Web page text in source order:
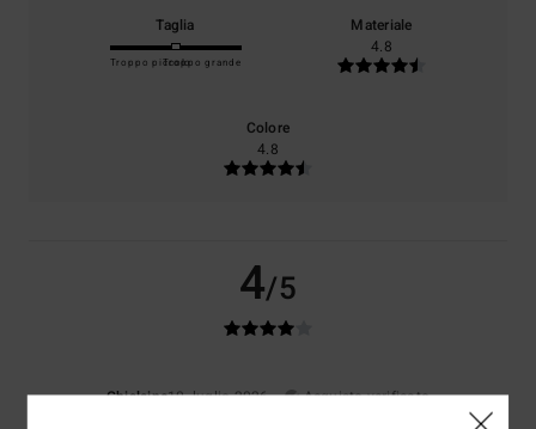
Taglia
Troppo piccoloTroppo grande
Materiale
4.8
Colore
4.8
4/5
Ghislaine10. luglio 2026
Acquisto verificato